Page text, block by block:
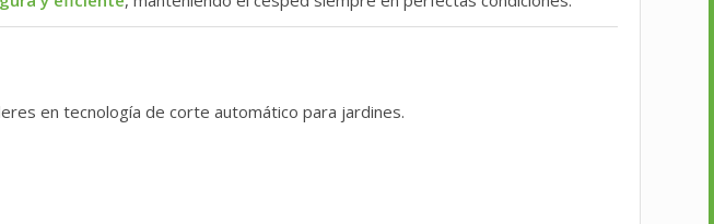
en tecnología de corte automático para jardines.